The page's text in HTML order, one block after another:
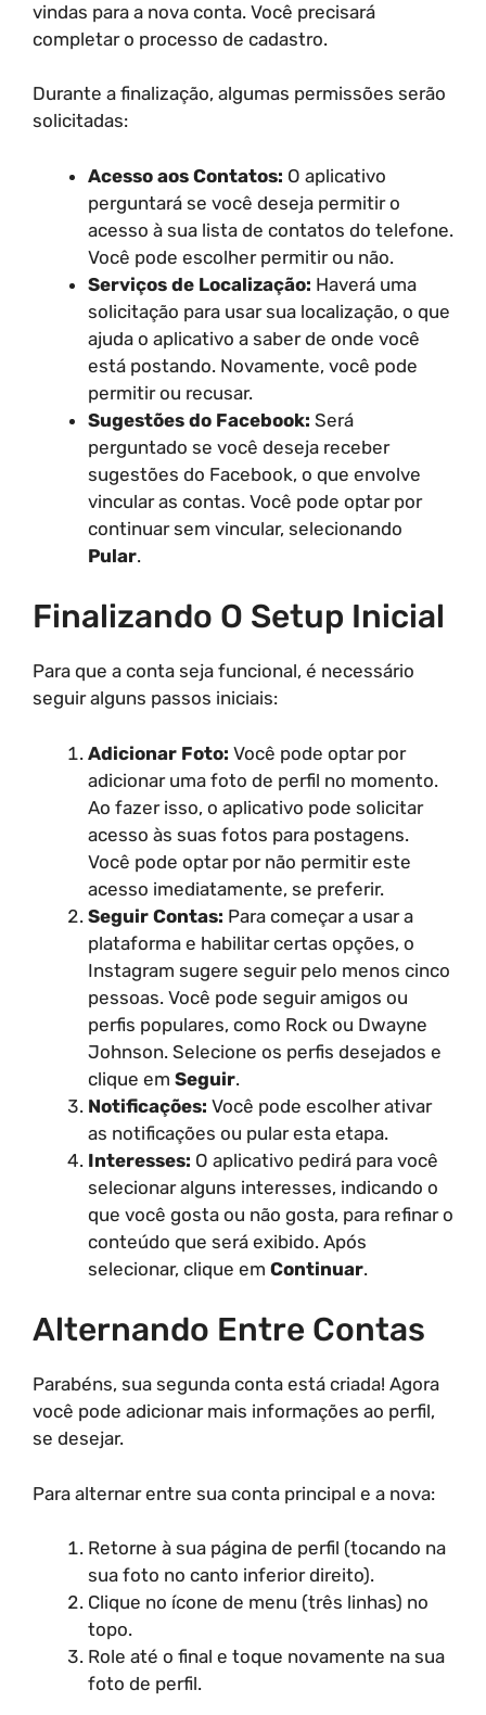
vindas para a nova conta. Você precisará
completar o processo de cadastro.
Durante a finalização, algumas permissões serão
solicitadas:
Acesso aos Contatos: O aplicativo
perguntará se você deseja permitir o
acesso à sua lista de contatos do telefone.
Você pode escolher permitir ou não.
Serviços de Localização: Haverá uma
solicitação para usar sua localização, o que
ajuda o aplicativo a saber de onde você
está postando. Novamente, você pode
permitir ou recusar.
Sugestões do Facebook: Será
perguntado se você deseja receber
sugestões do Facebook, o que envolve
vincular as contas. Você pode optar por
continuar sem vincular, selecionando
Pular.
Finalizando O Setup Inicial
Para que a conta seja funcional, é necessário
seguir alguns passos iniciais:
Adicionar Foto: Você pode optar por
adicionar uma foto de perfil no momento.
Ao fazer isso, o aplicativo pode solicitar
acesso às suas fotos para postagens.
Você pode optar por não permitir este
acesso imediatamente, se preferir.
Seguir Contas: Para começar a usar a
plataforma e habilitar certas opções, o
Instagram sugere seguir pelo menos cinco
pessoas. Você pode seguir amigos ou
perfis populares, como Rock ou Dwayne
Johnson. Selecione os perfis desejados e
clique em Seguir.
Notificações: Você pode escolher ativar
as notificações ou pular esta etapa.
Interesses: O aplicativo pedirá para você
selecionar alguns interesses, indicando o
que você gosta ou não gosta, para refinar o
conteúdo que será exibido. Após
selecionar, clique em Continuar.
Alternando Entre Contas
Parabéns, sua segunda conta está criada! Agora
você pode adicionar mais informações ao perfil,
se desejar.
Para alternar entre sua conta principal e a nova:
Retorne à sua página de perfil (tocando na
sua foto no canto inferior direito).
Clique no ícone de menu (três linhas) no
topo.
Role até o final e toque novamente na sua
foto de perfil.